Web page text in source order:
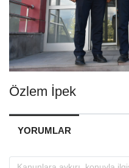
Özlem İpek
YORUMLAR